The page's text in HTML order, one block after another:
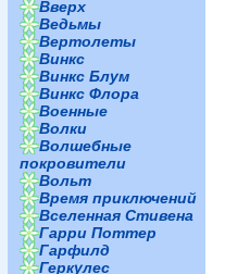
Вверх
Ведьмы
Вертолеты
Винкс
Винкс Блум
Винкс Флора
Военные
Волки
Волшебные
покровители
Вольт
Время приключений
Вселенная Стивена
Гарри Поттер
Гарфилд
Геркулес